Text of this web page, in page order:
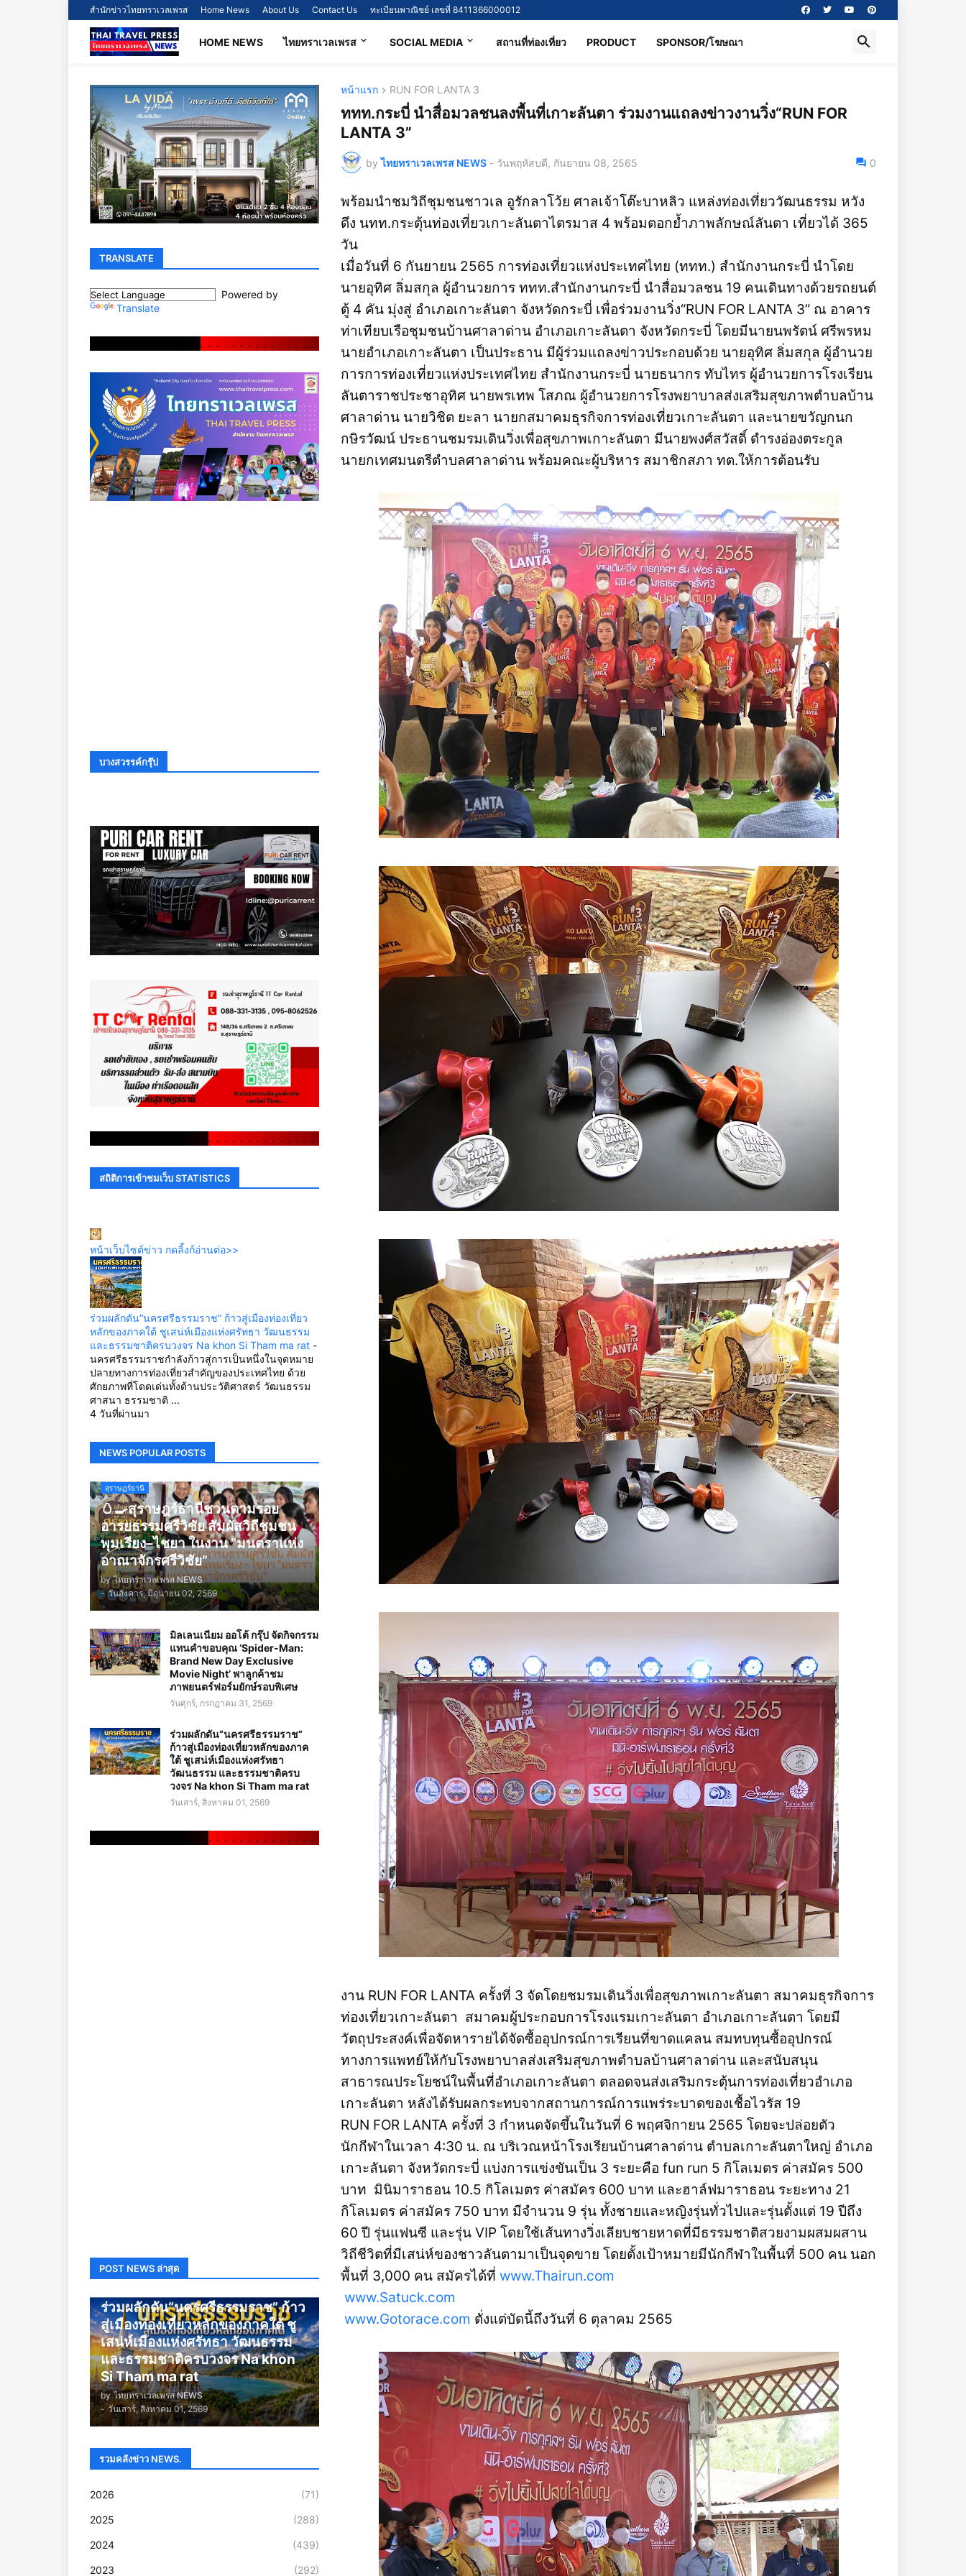
สำนักข่าวไทยทราเวลเพรส Home News About Us Contact Us ทะเบียนพาณิชย์ เลขที่ 8411366000012
HOME NEWS ไทยทราเวลเพรส SOCIAL MEDIA สถานที่ท่องเที่ยว PRODUCT SPONSOR/โฆษณา
หน้าแรก RUN FOR LANTA 3
ททท.กระบี่ นำสื่อมวลชนลงพื้นที่เกาะลันตา ร่วมงานแถลงข่าวงานวิ่ง“RUN FOR
LANTA 3”
by ไทยทราเวลเพรส NEWS - วันพฤหัสบดี, กันยายน 08, 2565 0
พร้อมนำชมวิถีชุมชนชาวเล อูรักลาโว้ย ศาลเจ้าโต๊ะบาหลิว แหล่งท่องเที่ยววัฒนธรรม หวัง
ดึง นทท.กระตุ้นท่องเที่ยวเกาะลันตาไตรมาส 4 พร้อมตอกย้ำภาพลักษณ์ลันตา เที่ยวได้ 365
วัน
เมื่อวันที่ 6 กันยายน 2565 การท่องเที่ยวแห่งประเทศไทย (ททท.) สำนักงานกระบี่ นำโดย
นายอุทิศ ลิ่มสกุล ผู้อำนวยการ ททท.สำนักงานกระบี่ นำสื่อมวลชน 19 คนเดินทางด้วยรถยนต์
ตู้ 4 คัน มุ่งสู่ อำเภอเกาะลันตา จังหวัดกระบี่ เพื่อร่วมงานวิ่ง“RUN FOR LANTA 3” ณ อาคาร
ท่าเทียบเรือชุมชนบ้านศาลาด่าน อำเภอเกาะลันตา จังหวัดกระบี่ โดยมีนายนพรัตน์ ศรีพรหม
นายอำเภอเกาะลันตา เป็นประธาน มีผู้ร่วมแถลงข่าวประกอบด้วย นายอุทิศ ลิ่มสกุล ผู้อำนวย
การการท่องเที่ยวแห่งประเทศไทย สำนักงานกระบี่ นายธนากร ทับไทร ผู้อำนวยการโรงเรียน
ลันตาราชประชาอุทิศ นายพรเทพ โสภณ ผู้อำนวยการโรงพยาบาลส่งเสริมสุขภาพตำบลบ้าน
ศาลาด่าน นายวิชิต ยะลา นายกสมาคมธุรกิจการท่องเที่ยวเกาะลันตา และนายขวัญกนก
กษิรวัฒน์ ประธานชมรมเดินวิ่งเพื่อสุขภาพเกาะลันตา มีนายพงศ์สวัสดิ์ ดำรงอ่องตระกูล
นายกเทศมนตรีตำบลศาลาด่าน พร้อมคณะผู้บริหาร สมาชิกสภา ทต.ให้การต้อนรับ
งาน RUN FOR LANTA ครั้งที่ 3 จัดโดยชมรมเดินวิ่งเพื่อสุขภาพเกาะลันตา สมาคมธุรกิจการ
ท่องเที่ยวเกาะลันตา สมาคมผู้ประกอบการโรงแรมเกาะลันตา อำเภอเกาะลันตา โดยมี
วัตถุประสงค์เพื่อจัดหารายได้จัดซื้ออุปกรณ์การเรียนที่ขาดแคลน สมทบทุนซื้ออุปกรณ์
ทางการแพทย์ให้กับโรงพยาบาลส่งเสริมสุขภาพตำบลบ้านศาลาด่าน และสนับสนุน
สาธารณประโยชน์ในพื้นที่อำเภอเกาะลันตา ตลอดจนส่งเสริมกระตุ้นการท่องเที่ยวอำเภอ
เกาะลันตา หลังได้รับผลกระทบจากสถานการณ์การแพร่ระบาดของเชื้อไวรัส 19
RUN FOR LANTA ครั้งที่ 3 กำหนดจัดขึ้นในวันที่ 6 พฤศจิกายน 2565 โดยจะปล่อยตัว
นักกีฬาในเวลา 4:30 น. ณ บริเวณหน้าโรงเรียนบ้านศาลาด่าน ตำบลเกาะลันตาใหญ่ อำเภอ
เกาะลันตา จังหวัดกระบี่ แบ่งการแข่งขันเป็น 3 ระยะคือ fun run 5 กิโลเมตร ค่าสมัคร 500
บาท มินิมาราธอน 10.5 กิโลเมตร ค่าสมัคร 600 บาท และฮาล์ฟมาราธอน ระยะทาง 21
กิโลเมตร ค่าสมัคร 750 บาท มีจำนวน 9 รุ่น ทั้งชายและหญิงรุ่นทั่วไปและรุ่นตั้งแต่ 19 ปีถึง
60 ปี รุ่นแฟนซี และรุ่น VIP โดยใช้เส้นทางวิ่งเลียบชายหาดที่มีธรรมชาติสวยงามผสมผสาน
วิถีชีวิตที่มีเสน่ห์ของชาวลันตามาเป็นจุดขาย โดยตั้งเป้าหมายมีนักกีฬาในพื้นที่ 500 คน นอก
พื้นที่ 3,000 คน สมัครได้ที่ www.Thairun.com
www.Satuck.com
www.Gotorace.com ตั่งแต่บัดนี้ถึงวันที่ 6 ตุลาคม 2565
TRANSLATE
Powered by
Translate
. . . . . . . . . . . . . . .
บางสวรรค์กรุ๊ป
. . . . . . . . . . . . . .
สถิติการเข้าชมเว็บ STATISTICS
หน้าเว็บไซต์ข่าว กดลิ้งก์อ่านต่อ>>
ร่วมผลักดัน“นครศรีธรรมราช” ก้าวสู่เมืองท่องเที่ยว
หลักของภาคใต้ ชูเสน่ห์เมืองแห่งศรัทธา วัฒนธรรม
และธรรมชาติครบวงจร Na khon Si Tham ma rat -
นครศรีธรรมราชกำลังก้าวสู่การเป็นหนึ่งในจุดหมาย
ปลายทางการท่องเที่ยวสำคัญของประเทศไทย ด้วย
ศักยภาพที่โดดเด่นทั้งด้านประวัติศาสตร์ วัฒนธรรม
ศาสนา ธรรมชาติ ...
4 วันที่ผ่านมา
NEWS POPULAR POSTS
สุราษฎร์ธานี
🥚🍳สุราษฎร์ธานีชวนตามรอย
อารยธรรมศรีวิชัย สัมผัสวิถีชุมชน
พุมเรียง–ไชยา ในงาน “มนตราแห่ง
อาณาจักรศรีวิชัย”
by ไทยทราเวลเพรส NEWS
- วันอังคาร, มิถุนายน 02, 2569
มิลเลนเนียม ออโต้ กรุ๊ป จัดกิจกรรม
แทนคำขอบคุณ ‘Spider-Man:
Brand New Day Exclusive
Movie Night’ พาลูกค้าชม
ภาพยนตร์ฟอร์มยักษ์รอบพิเศษ
วันศุกร์, กรกฎาคม 31, 2569
ร่วมผลักดัน“นครศรีธรรมราช”
ก้าวสู่เมืองท่องเที่ยวหลักของภาค
ใต้ ชูเสน่ห์เมืองแห่งศรัทธา
วัฒนธรรม และธรรมชาติครบ
วงจร Na khon Si Tham ma rat
วันเสาร์, สิงหาคม 01, 2569
. . . . . . . . . . . . . .
POST NEWS ล่าสุด
ร่วมผลักดัน“นครศรีธรรมราช” ก้าว
สู่เมืองท่องเที่ยวหลักของภาคใต้ ชู
เสน่ห์เมืองแห่งศรัทธา วัฒนธรรม
และธรรมชาติครบวงจร Na khon
Si Tham ma rat
by ไทยทราเวลเพรส NEWS
- วันเสาร์, สิงหาคม 01, 2569
รวมคลังข่าว NEWS.
2026 (71)
2025 (288)
2024 (439)
2023 (292)